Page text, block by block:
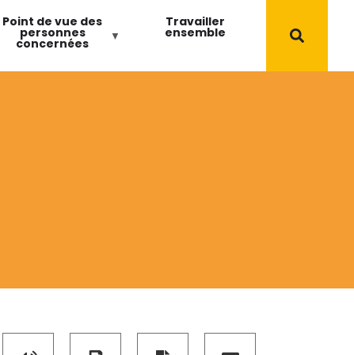
Point de vue des
personnes
concernées
Travailler
ensemble